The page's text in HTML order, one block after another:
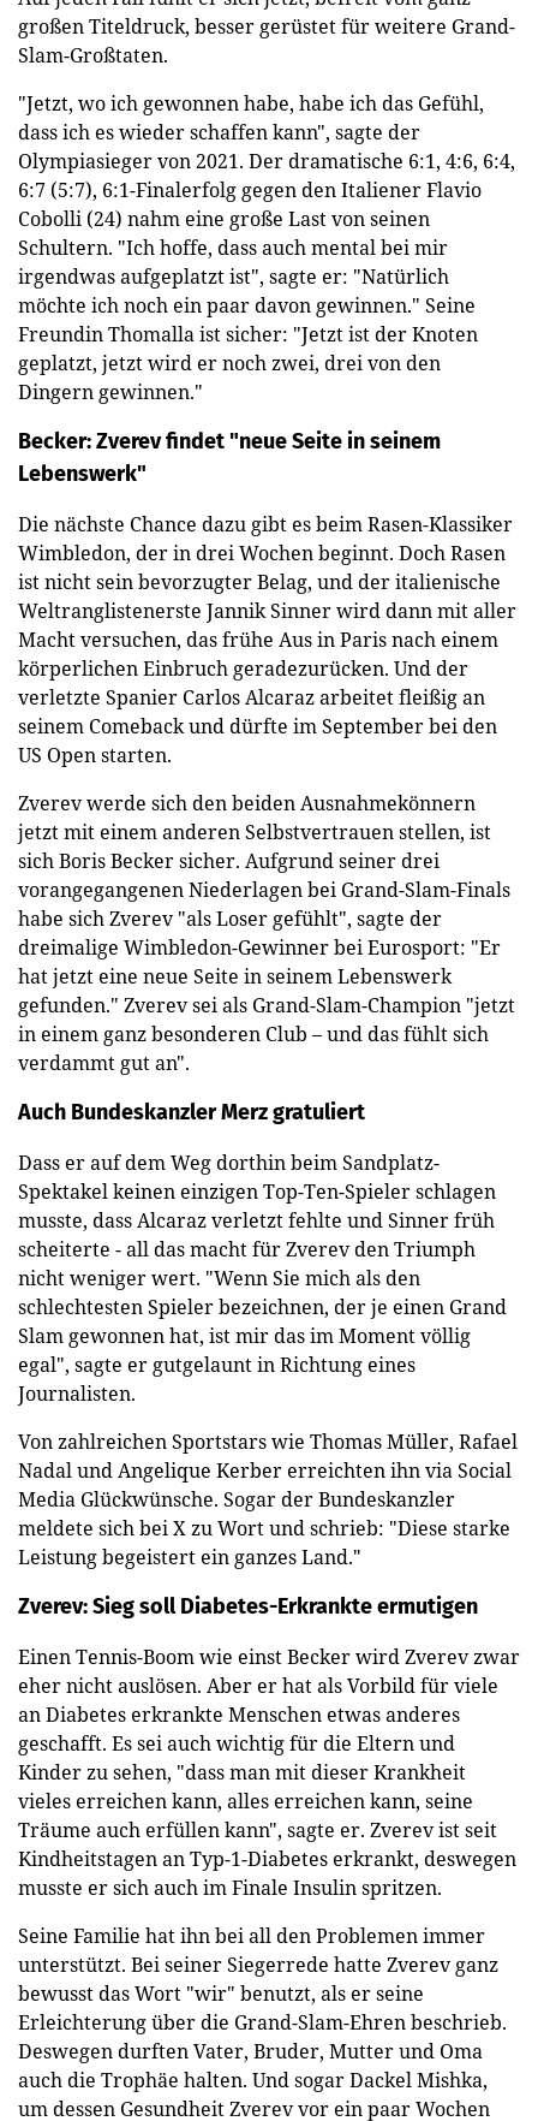
großen Titeldruck, besser gerüstet für weitere Grand-
Slam-Großtaten.
"Jetzt, wo ich gewonnen habe, habe ich das Gefühl,
dass ich es wieder schaffen kann", sagte der
Olympiasieger von 2021. Der dramatische 6:1, 4:6, 6:4,
6:7 (5:7), 6:1-Finalerfolg gegen den Italiener Flavio
Cobolli (24) nahm eine große Last von seinen
Schultern. "Ich hoffe, dass auch mental bei mir
irgendwas aufgeplatzt ist", sagte er: "Natürlich
möchte ich noch ein paar davon gewinnen." Seine
Freundin Thomalla ist sicher: "Jetzt ist der Knoten
geplatzt, jetzt wird er noch zwei, drei von den
Dingern gewinnen."
Becker: Zverev findet "neue Seite in seinem
Lebenswerk"
Die nächste Chance dazu gibt es beim Rasen-Klassiker
Wimbledon, der in drei Wochen beginnt. Doch Rasen
ist nicht sein bevorzugter Belag, und der italienische
Weltranglistenerste Jannik Sinner wird dann mit aller
Macht versuchen, das frühe Aus in Paris nach einem
körperlichen Einbruch geradezurücken. Und der
verletzte Spanier Carlos Alcaraz arbeitet fleißig an
seinem Comeback und dürfte im September bei den
US Open starten.
Zverev werde sich den beiden Ausnahmekönnern
jetzt mit einem anderen Selbstvertrauen stellen, ist
sich Boris Becker sicher. Aufgrund seiner drei
vorangegangenen Niederlagen bei Grand-Slam-Finals
habe sich Zverev "als Loser gefühlt", sagte der
dreimalige Wimbledon-Gewinner bei Eurosport: "Er
hat jetzt eine neue Seite in seinem Lebenswerk
gefunden." Zverev sei als Grand-Slam-Champion "jetzt
in einem ganz besonderen Club – und das fühlt sich
verdammt gut an".
Auch Bundeskanzler Merz gratuliert
Dass er auf dem Weg dorthin beim Sandplatz-
Spektakel keinen einzigen Top-Ten-Spieler schlagen
musste, dass Alcaraz verletzt fehlte und Sinner früh
scheiterte - all das macht für Zverev den Triumph
nicht weniger wert. "Wenn Sie mich als den
schlechtesten Spieler bezeichnen, der je einen Grand
Slam gewonnen hat, ist mir das im Moment völlig
egal", sagte er gutgelaunt in Richtung eines
Journalisten.
Von zahlreichen Sportstars wie Thomas Müller, Rafael
Nadal und Angelique Kerber erreichten ihn via Social
Media Glückwünsche. Sogar der Bundeskanzler
meldete sich bei X zu Wort und schrieb: "Diese starke
Leistung begeistert ein ganzes Land."
Zverev: Sieg soll Diabetes-Erkrankte ermutigen
Einen Tennis-Boom wie einst Becker wird Zverev zwar
eher nicht auslösen. Aber er hat als Vorbild für viele
an Diabetes erkrankte Menschen etwas anderes
geschafft. Es sei auch wichtig für die Eltern und
Kinder zu sehen, "dass man mit dieser Krankheit
vieles erreichen kann, alles erreichen kann, seine
Träume auch erfüllen kann", sagte er. Zverev ist seit
Kindheitstagen an Typ-1-Diabetes erkrankt, deswegen
musste er sich auch im Finale Insulin spritzen.
Seine Familie hat ihn bei all den Problemen immer
unterstützt. Bei seiner Siegerrede hatte Zverev ganz
bewusst das Wort "wir" benutzt, als er seine
Erleichterung über die Grand-Slam-Ehren beschrieb.
Deswegen durften Vater, Bruder, Mutter und Oma
auch die Trophäe halten. Und sogar Dackel Mishka,
um dessen Gesundheit Zverev vor ein paar Wochen